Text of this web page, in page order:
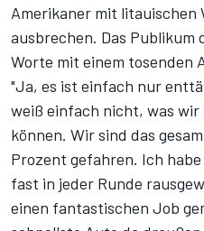
Amerikaner mit litauischen
ausbrechen. Das
Worte mit einem tosenden
"Ja, es ist einfach nur
weiß einfach nicht, was
können. Wir sind das
Prozent gefahren. Ich
fast in jeder Runde
einen fantastischen Job